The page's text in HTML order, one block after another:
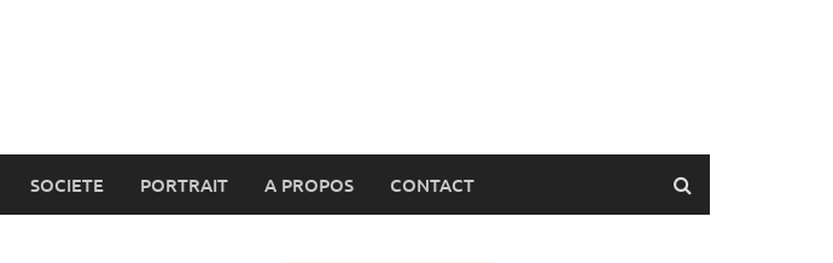
SOCIETE PORTRAIT A PROPOS CONTACT